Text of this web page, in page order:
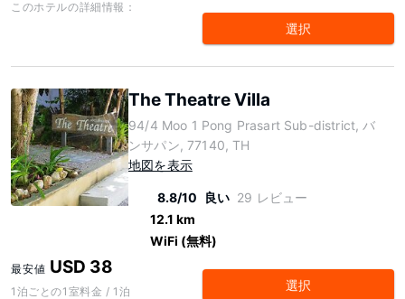
このホテルの詳細情報：
選択
The Theatre Villa
94/4 Moo 1 Pong Prasart Sub-district, バ
ンサパン, 77140, TH
地図を表示
8.8/10 良い 29 レビュー
12.1 km
WiFi (無料)
最安値 USD 38
1泊ごとの1室料金 / 1泊 選択